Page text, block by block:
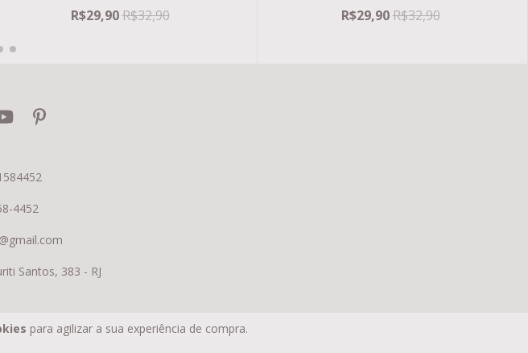
para agilizar a sua experiência de compra.
R$29,90R$32,90 R$29,90R$32,90
4452
Santos, 383 - RJ